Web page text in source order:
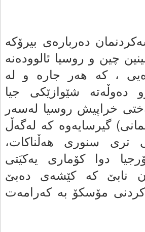
ده‌رباره‌ى بیرۆکه‌
چین و روسیا ئالوودەنە
، که‌ هه‌ر جاره‌ و له‌
ده‌وڵه‌ته‌ شێوازێکى جیا
خراپیش روسیا له‌سه‌ر
گیرسایه‌وه‌ که‌ لەگەڵ
ترى سنورى هەڵناکات،
دوا کۆمارى یه‌کیَتى
نابێ که‌ کێشه‌ى ده‌بێ
مۆسکۆ بە کەرامەت